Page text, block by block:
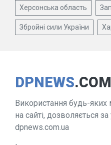
Херсонська область
Збройні сили України
DPNEWS
Використання будь-яких
на сайті, дозволяється
dpnews.com.ua